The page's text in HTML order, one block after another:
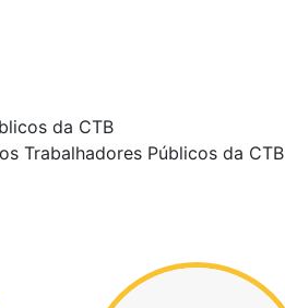
da CTB
Trabalhadores Públicos da CTB